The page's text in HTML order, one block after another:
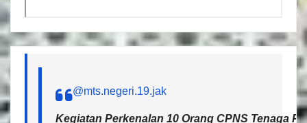
@mts.negeri.19.jak
Kegiatan Perkenalan 10 Orang CPNS Tenaga